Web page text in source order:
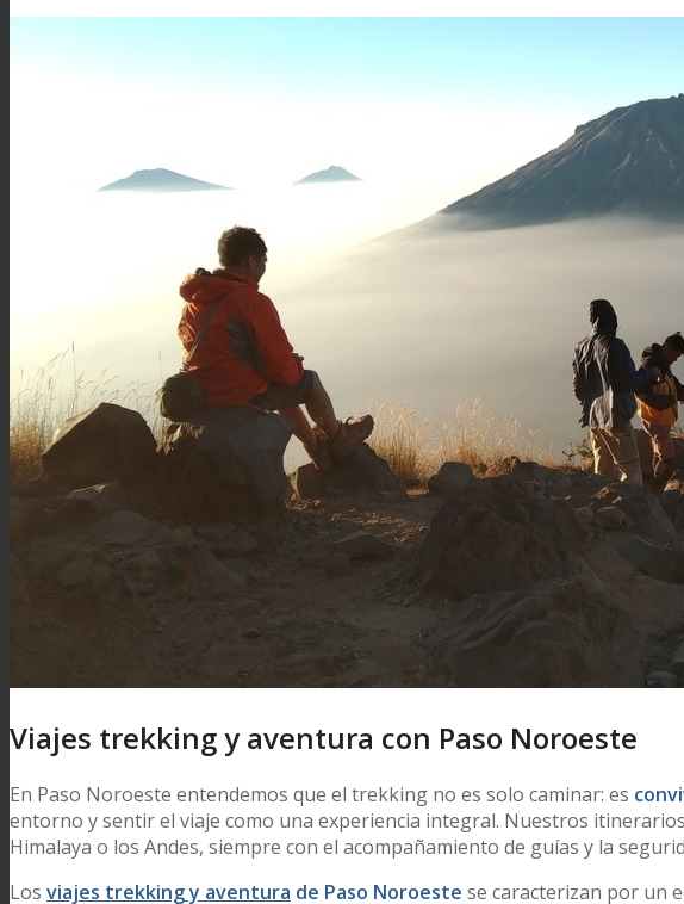
Viajes trekking y aventura con Paso Noroeste
En Paso Noroeste entendemos que el trekking no es solo caminar: es
entorno y sentir el viaje como una experiencia integral. Nuestros
Himalaya o los Andes, siempre con el acompañamiento de guías y la
Los viajes trekking y aventura de Paso Noroeste se caracterizan por un